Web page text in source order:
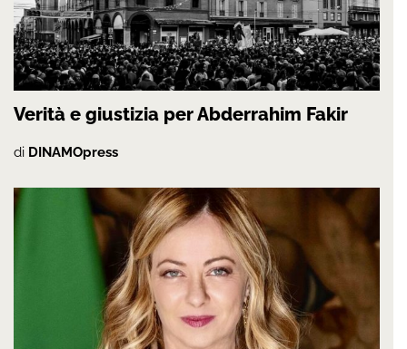
Verità e giustizia per Abderrahim Fakir
di DINAMOpress